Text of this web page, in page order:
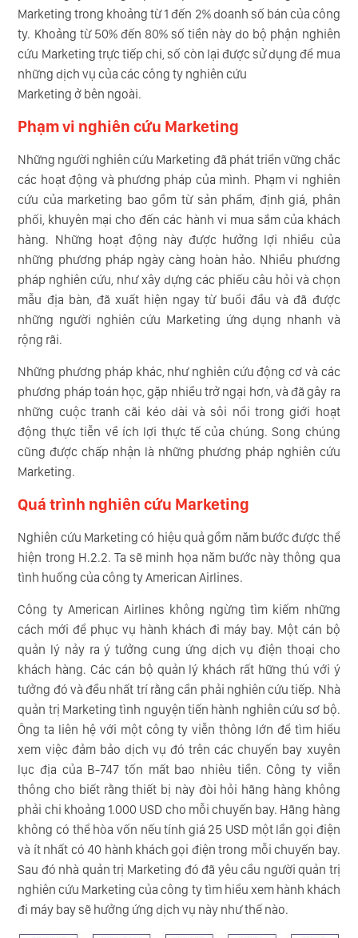
Marketing trong khoảng từ 1 đến 2% doanh số bán của công
ty. Khoảng từ 50% đến 80% số tiền này do bộ phận nghiên
cứu Marketing trực tiếp chi, số còn lại được sử dụng để mua
những dịch vụ của các công ty nghiên cứu
Marketing ở bên ngoài.
Phạm vi nghiên cứu Marketing
Những người nghiên cứu Marketing đã phát triển vững chắc
các hoạt động và phương pháp của mình. Phạm vi nghiên
cứu của marketing bao gồm từ sản phẩm, định giá, phân
phối, khuyên mại cho đến các hành vi mua sắm của khách
hàng. Những hoạt động này được hưởng lợi nhiều của
những phương pháp ngày càng hoàn hảo. Nhiều phương
pháp nghiên cứu, như xây dựng các phiếu câu hỏi và chọn
mẫu địa bàn, đã xuất hiện ngay từ buổi đầu và đã được
những người nghiên cứu Marketing ứng dụng nhanh và
rộng rãi.
Những phương pháp khác, như nghiên cứu động cơ và các
phương pháp toán học, gặp nhiều trở ngại hơn, và đã gây ra
những cuộc tranh cãi kéo dài và sôi nổi trong giới hoạt
động thực tiễn về ích lợi thực tế của chúng. Song chúng
cũng được chấp nhận là những phương pháp nghiên cứu
Marketing.
Quá trình nghiên cứu Marketing
Nghiên cứu Marketing có hiệu quả gồm năm bước được thể
hiện trong H.2.2. Ta sẽ minh họa năm bước này thông qua
tình huống của công ty American Airlines.
Công ty American Airlines không ngừng tìm kiếm những
cách mới để phục vụ hành khách đi máy bay. Một cán bộ
quản lý nảy ra ý tưởng cung ứng dịch vụ điện thoại cho
khách hàng. Các cán bộ quản lý khách rất hững thú với ý
tưởng đó và đều nhất trí rằng cần phải nghiên cứu tiếp. Nhà
quản trị Marketing tình nguyện tiến hành nghiên cứu sơ bộ.
Ông ta liên hệ với một công ty viễn thông lớn để tìm hiểu
xem việc đảm bảo dịch vụ đó trên các chuyến bay xuyên
lục địa của B-747 tốn mất bao nhiêu tiền. Công ty viễn
thông cho biết rằng thiết bị này đòi hỏi hãng hàng không
phải chi khoảng 1.000 USD cho mỗi chuyến bay. Hãng hàng
không có thể hòa vốn nếu tính giá 25 USD một lần gọi điện
và ít nhất có 40 hành khách gọi điện trong mỗi chuyến bay.
Sau đó nhà quản trị Marketing đó đã yêu cầu người quản trị
nghiên cứu Marketing của công ty tìm hiểu xem hành khách
đi máy bay sẽ hưởng ứng dịch vụ này như thế nào.